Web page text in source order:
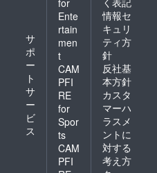
サ
ポ
ー
ト
サ
ー
ビ
ス
Ente
rtain
men
t
CAM
PFI
RE
for
Spor
ts
CAM
PFI
情報セ
キュリ
ティ方
針
反社基
本方針
カスタ
マーハ
ラスメ
ントに
対する
考え方